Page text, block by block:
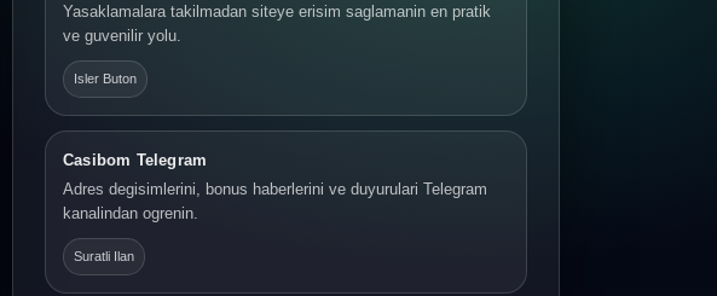
Yasaklamalara takilmadan siteye erisim saglamanin en pratik
ve guvenilir yolu.
Isler Buton
Casibom Telegram
Adres degisimlerini, bonus haberlerini ve duyurulari Telegram
kanalindan ogrenin.
Suratli Ilan